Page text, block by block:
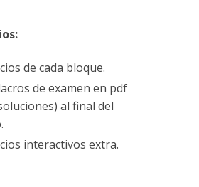
de cada bloque.
de examen en pdf
al final del
interactivos extra.